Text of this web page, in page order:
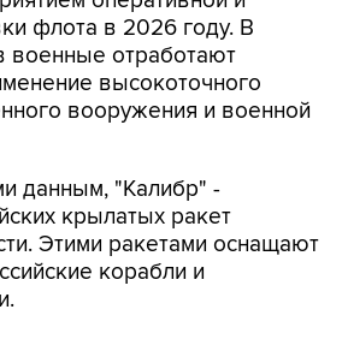
высокоточного
вооружения и военной
данным, "Калибр" -
Этими ракетами оснащают
корабли и
- головной корабль